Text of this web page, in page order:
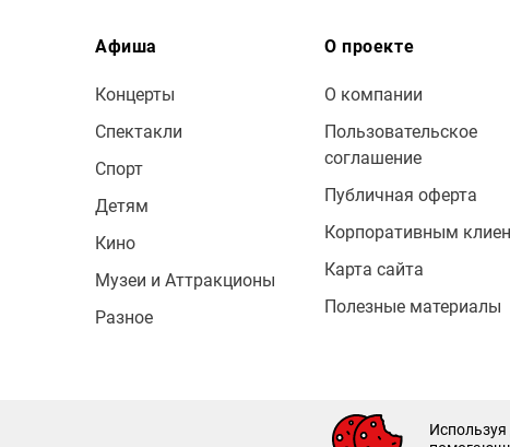
Афиша
Концерты
Спектакли
Спорт
Детям
Кино
Музеи и Аттракционы
Разное
О проекте
О компании
Пользовательское
соглашение
Публичная оферта
Корпоративным
Карта сайта
Полезные материалы